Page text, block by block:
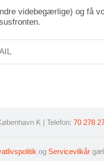
videbegærlige) og få
K | Telefon: 70 278
og Servicevilkår